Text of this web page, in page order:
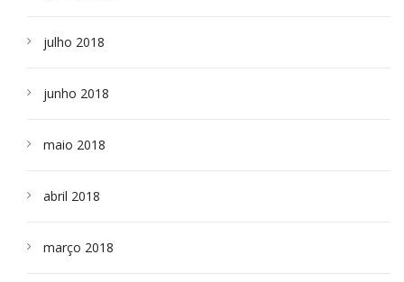
julho 2018
junho 2018
maio 2018
abril 2018
março 2018